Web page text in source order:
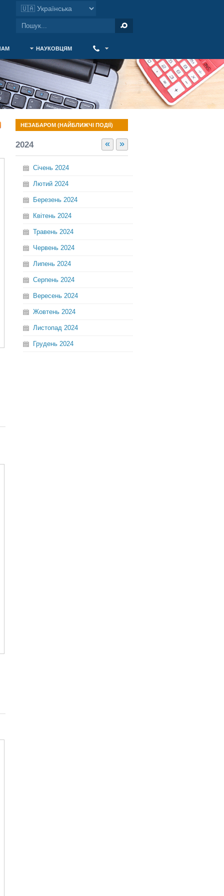
НАУКОВЦЯМ
НЕЗАБАРОМ (НАЙБЛИЖЧІ ПОДІЇ)
« »
2024
Січень 2024
Лютий 2024
Березень 2024
Квітень 2024
Травень 2024
Червень 2024
Липень 2024
Серпень 2024
Вересень 2024
Жовтень 2024
Листопад 2024
Грудень 2024